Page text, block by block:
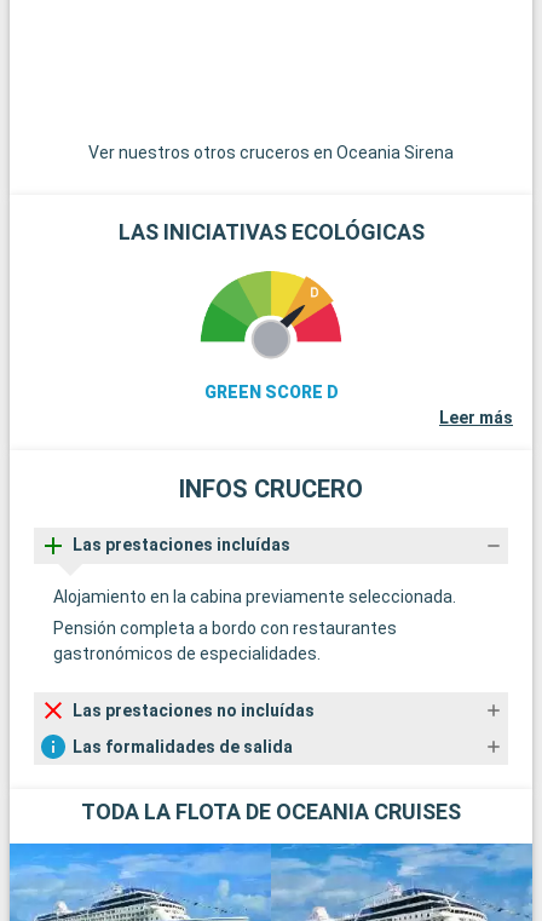
Ver nuestros otros cruceros en Oceania Sirena
LAS INICIATIVAS ECOLÓGICAS
GREEN SCORE D
Leer más
INFOS CRUCERO
Las prestaciones incluídas
Alojamiento en la cabina previamente seleccionada.
Pensión completa a bordo con restaurantes
gastronómicos de especialidades.
Las prestaciones no incluídas
Las formalidades de salida
TODA LA FLOTA DE OCEANIA CRUISES